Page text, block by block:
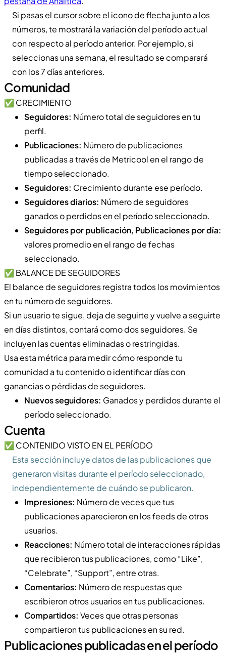
Si pasas el cursor sobre el icono de flecha junto a los
números, te mostrará la variación del período actual
con respecto al período anterior. Por ejemplo, si
seleccionas una semana, el resultado se comparará
con los 7 días anteriores.
Comunidad
✅ CRECIMIENTO
Seguidores: Número total de seguidores en tu
perfil.
Publicaciones: Número de publicaciones
publicadas a través de Metricool en el rango de
tiempo seleccionado.
Seguidores: Crecimiento durante ese período.
Seguidores diarios: Número de seguidores
ganados o perdidos en el período seleccionado.
Seguidores por publicación, Publicaciones por día:
valores promedio en el rango de fechas
seleccionado.
✅ BALANCE DE SEGUIDORES
El balance de seguidores registra todos los movimientos
en tu número de seguidores.
Si un usuario te sigue, deja de seguirte y vuelve a seguirte
en días distintos, contará como dos seguidores. Se
incluyen las cuentas eliminadas o restringidas.
Usa esta métrica para medir cómo responde tu
comunidad a tu contenido o identificar días con
ganancias o pérdidas de seguidores.
Nuevos seguidores: Ganados y perdidos durante el
período seleccionado.
Cuenta
✅ CONTENIDO VISTO EN EL PERÍODO
Esta sección incluye datos de las publicaciones que
generaron visitas durante el período seleccionado,
independientemente de cuándo se publicaron.
Impresiones: Número de veces que tus
publicaciones aparecieron en los feeds de otros
usuarios.
Reacciones: Número total de interacciones rápidas
que recibieron tus publicaciones, como “Like”,
“Celebrate”, “Support”, entre otras.
Comentarios: Número de respuestas que
escribieron otros usuarios en tus publicaciones.
Compartidos: Veces que otras personas
compartieron tus publicaciones en su red.
Publicaciones publicadas en el período